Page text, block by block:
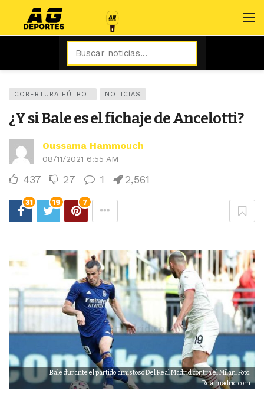
COBERTURA FÚTBOL NOTICIAS
¿Y si Bale es el fichaje de Ancelotti?
Oussama Hammouch
08/11/2021 6:55 AM
437 27 1 2,561
31 19 7
Bale durante el partido amistoso Del Real Madrid contra el Milan. Foto:
Realmadrid.com